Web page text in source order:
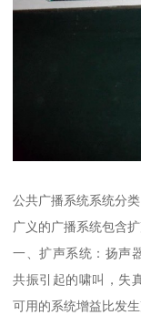
公共广播系统系统分类
广义的广播系统包含
一、扩声系统：扬声
共振引起的啸叫，失
可用的系统增益比发